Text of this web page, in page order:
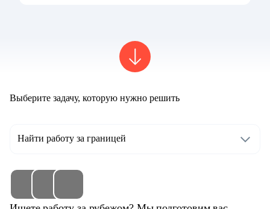
Выберите задачу, которую нужно решить
Найти работу за границей